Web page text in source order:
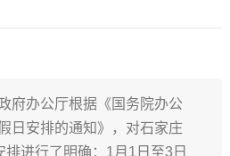
府办公厅根据《国务院办公
日安排的通知》，对石家庄
排进行了明确：1月1日至3日